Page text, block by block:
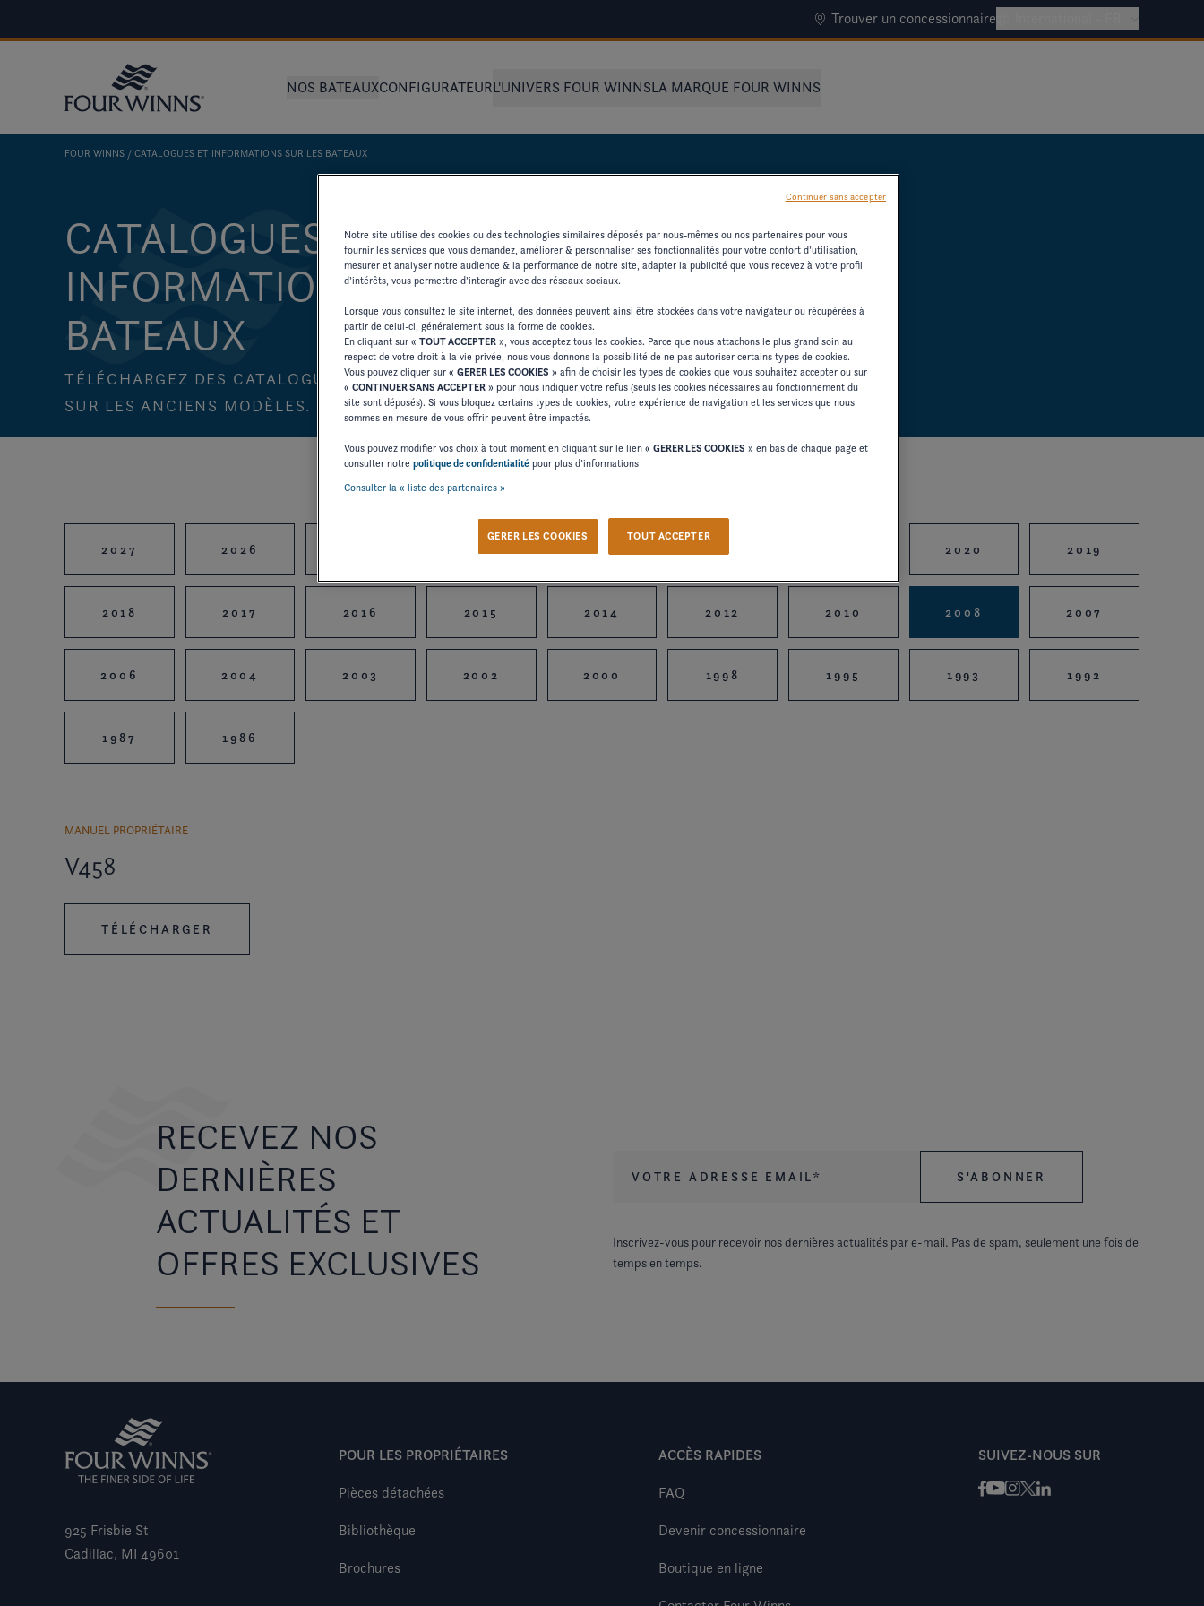
Trouver un concessionnaire
NOS BATEAUXCONFIGURATEURL'UNIVERS FOUR WINNSLA MARQUE FOUR WINNS
FOUR WINNS CATALOGUES ET INFORMATIONS SUR LES BATEAUX
CATALOGUES ET
INFORMATIONS SUR LES
BATEAUX
TÉLÉCHARGEZ DES CATALOGUES ET D'AUTRES RESSOURCES
SUR LES ANCIENS MODÈLES.
2027 2026 2020 2019
2018 2017 2016 2015 2014 2012 2010 2008 2007
2006 2004 2003 2002 2000 1998 1995 1993 1992
1987 1986
MANUEL PROPRIÉTAIRE
V458
TÉLÉCHARGER
RECEVEZ NOS
DERNIÈRES
ACTUALITÉS ET
OFFRES EXCLUSIVES
Inscrivez-vous pour recevoir nos dernières actualités par e-mail. Pas de spam, seulement une fois de
temps en temps.
925 Frisbie St
Cadillac, MI 49601
POUR LES PROPRIÉTAIRES
Pièces détachées
Bibliothèque
Brochures
ACCÈS RAPIDES
FAQ
Devenir concessionnaire
Boutique en ligne
SUIVEZ-NOUS SUR
Facebook
Youtube
Instagram
X / Twitter
LinkedIn
Notre site utilise des cookies ou des technologies similaires déposés par nous-mêmes ou nos partenaires pour vous
fournir les services que vous demandez, améliorer & personnaliser ses fonctionnalités pour votre confort d’utilisation,
mesurer et analyser notre audience & la performance de notre site, adapter la publicité que vous recevez à votre profil
d’intérêts, vous permettre d’interagir avec des réseaux sociaux.
Lorsque vous consultez le site internet, des données peuvent ainsi être stockées dans votre navigateur ou récupérées à
partir de celui-ci, généralement sous la forme de cookies.
En cliquant sur « TOUT ACCEPTER », vous acceptez tous les cookies. Parce que nous attachons le plus grand soin au
respect de votre droit à la vie privée, nous vous donnons la possibilité de ne pas autoriser certains types de cookies.
Vous pouvez cliquer sur « GERER LES COOKIES » afin de choisir les types de cookies que vous souhaitez accepter ou sur
« CONTINUER SANS ACCEPTER » pour nous indiquer votre refus (seuls les cookies nécessaires au fonctionnement du
site sont déposés). Si vous bloquez certains types de cookies, votre expérience de navigation et les services que nous
sommes en mesure de vous offrir peuvent être impactés.
Vous pouvez modifier vos choix à tout moment en cliquant sur le lien « GERER LES COOKIES » en bas de chaque page et
consulter notre politique de confidentialité pour plus d’informations
Consulter la « liste des partenaires »
GERER LES COOKIES TOUT ACCEPTER
Continuer sans accepter